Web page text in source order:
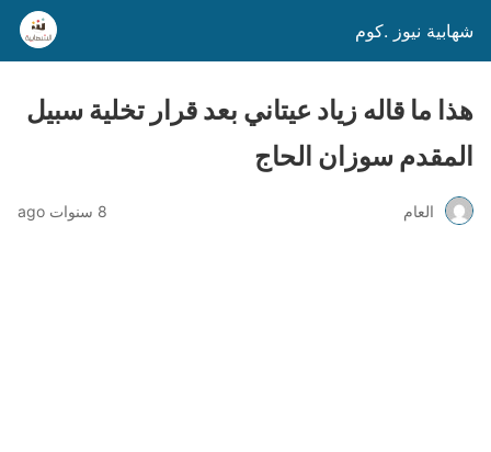
شهابية نيوز .كوم
هذا ما قاله زياد عيتاني بعد قرار تخلية سبيل
المقدم سوزان الحاج
العام 8 سنوات ago